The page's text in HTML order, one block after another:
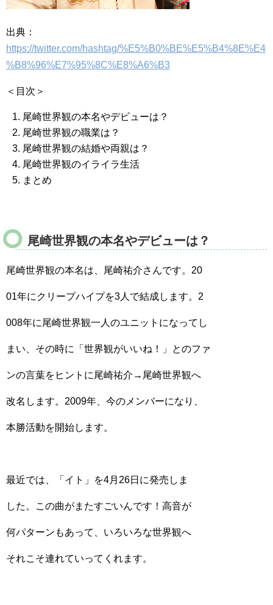
出典：
https://twitter.com/hashtag/%E5%B0%BE%E5%B4%8E%E4
%B8%96%E7%95%8C%E8%A6%B3
＜目次＞
尾崎世界観の本名やデビューは？
尾崎世界観の職業は？
尾崎世界観の結婚や両親は？
尾崎世界観のイライラ生活
まとめ
尾崎世界観の本名やデビューは？
尾崎世界観の本名は、尾崎祐介さんです。20
01年にクリープハイプを3人で結成します。2
008年に尾崎世界観一人のユニットになってし
まい、その時に「世界観がいいね！」とのファ
ンの言葉をヒントに尾崎祐介→尾崎世界観へ
改名します。2009年、今のメンバーになり、
本勝活動を開始します。
最近では、「イト」を4月26日に発売しま
した。この曲がまたすごいんです！高音が
何パターンもあって、いろいろな世界観へ
それこそ連れていってくれます。